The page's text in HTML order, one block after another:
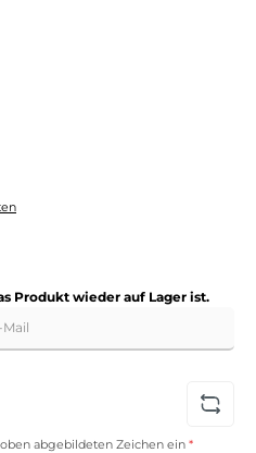
Produkt wieder auf Lager ist.
abgebildeten Zeichen ein *